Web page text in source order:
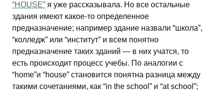
“HOUSE” я уже рассказывала. Но все остальные
здания имеют какое-то определенное
предназначение; например здание назвали “школа”,
“колледж” или “институт” и всем понятно
предназначение таких зданий — в них учатся, то
есть происходит процесс учебы. По аналогии с
“home”и “house” становится понятна разница между
такими сочетаниями, как “in the school” и “at school”;